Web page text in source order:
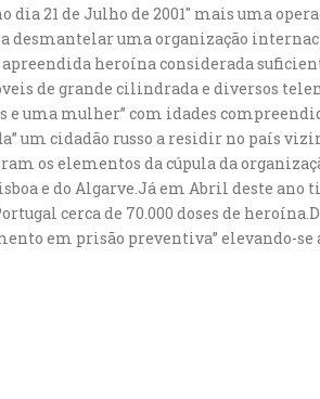
dia 21 de Julho de 2001″ mais uma
desmantelar uma organização
heroína considerada
de grande cilindrada e diversos
uma mulher” com idades
um cidadão russo a residir no país
os elementos da cúpula da
e do Algarve.Já em Abril deste ano
cerca de 70.000 doses de
em prisão preventiva” elevando-se